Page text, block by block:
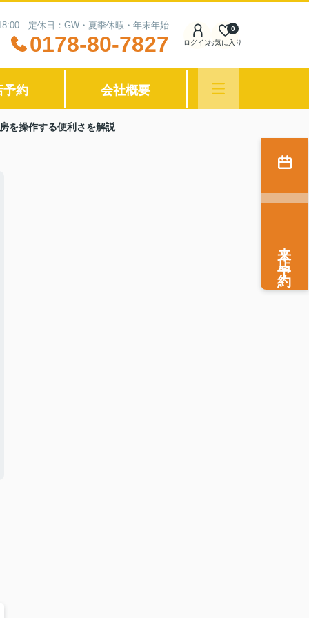
定休日：GW・夏季休暇・年末年始
0178-80-7827 ログインお気に入り
0
予約 会社概要
を操作する便利さを解説
来店予約